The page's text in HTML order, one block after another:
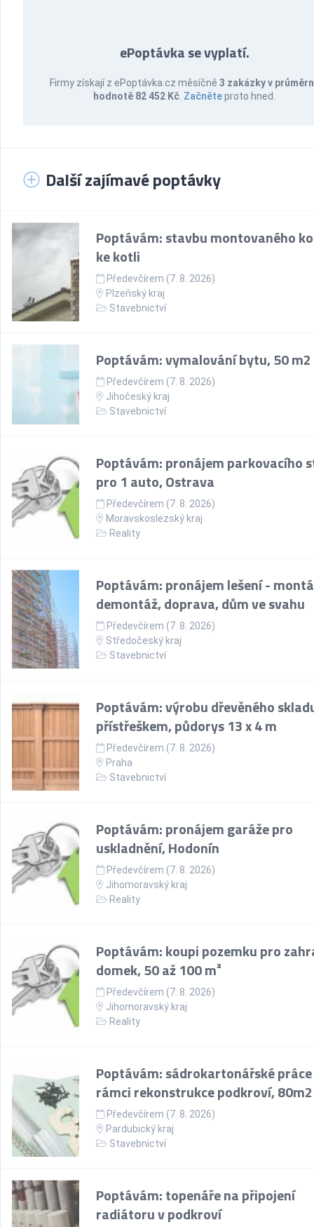
ePoptávka se vyplatí.
Firmy získají z ePoptávka.cz měsíčně 3 zakázky v
hodnotě 82 452 Kč Začněteproto hned.
Další zajímavé poptávky
Poptávám: stavbu montovaného
ke kotli
Předevčírem (7. 8. 2026)
Plzeňský kraj
Stavebnictví
Poptávám: vymalování bytu, 50 m2
Předevčírem (7. 8. 2026)
Jihočeský kraj
Stavebnictví
Poptávám: pronájem parkovacího
pro 1 auto, Ostrava
Předevčírem (7. 8. 2026)
Moravskoslezský kraj
Reality
Poptávám: pronájem lešení -
demontáž, doprava, dům ve svahu
Předevčírem (7. 8. 2026)
Středočeský kraj
Stavebnictví
Poptávám: výrobu dřevěného
přístřeškem, půdorys 13 x 4 m
Předevčírem (7. 8. 2026)
Praha
Stavebnictví
Poptávám: pronájem garáže pro
uskladnění, Hodonín
Předevčírem (7. 8. 2026)
Jihomoravský kraj
Reality
Poptávám: koupi pozemku pro
domek, 50 až 100 m²
Předevčírem (7. 8. 2026)
Jihomoravský kraj
Reality
Poptávám: sádrokartonářské
rámci rekonstrukce podkroví, 80m2
Předevčírem (7. 8. 2026)
Pardubický kraj
Stavebnictví
Poptávám: topenáře na připojení
radiátoru v podkroví